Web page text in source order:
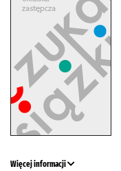
Więcej informacji